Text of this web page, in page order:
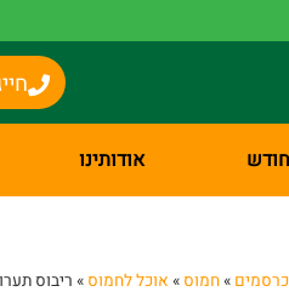
אודותינו
»חמוס» אוכל לחמוס» ריבוס